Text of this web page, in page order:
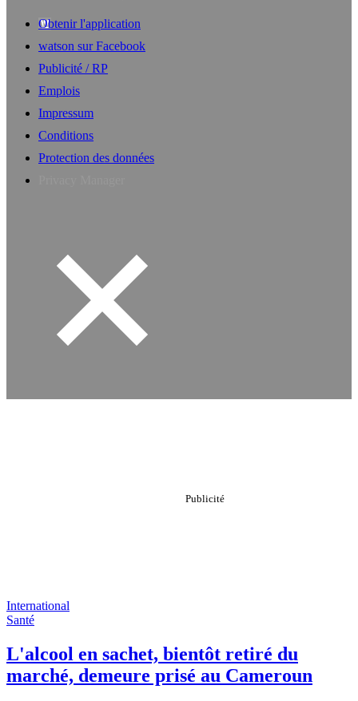
Obtenir l'application
watson sur Facebook
Publicité / RP
Emplois
Impressum
Conditions
Protection des données
International
Santé
L'alcool en sachet, bientôt retiré du
marché, demeure prisé au Cameroun